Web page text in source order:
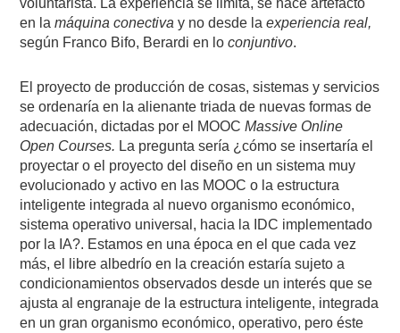
en lamáquina conectivay no desde la experiencia real,
según Franco Bifo, Berardi en loconjuntivo.
El proyecto de producción de cosas, sistemas y servicios
se ordenaría en la alienante triada de nuevas formas de
adecuación, dictadas por el MOOCMassive Online
Open Courses. La pregunta sería ¿cómo se insertaría el
proyectar o el proyecto del diseño en un sistema muy
evolucionado y activo en las MOOC o la estructura
inteligente integrada al nuevo organismo económico,
sistema operativo universal, hacia la IDC implementado
por la IA?. Estamos en una época en el que cada vez
más, el libre albedrío en la creación estaría sujeto a
condicionamientos observados desde un interés que se
ajusta al engranaje de la estructura inteligente, integrada
en un gran organismo económico, operativo, pero éste